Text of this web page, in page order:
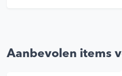
Aanbevolen items